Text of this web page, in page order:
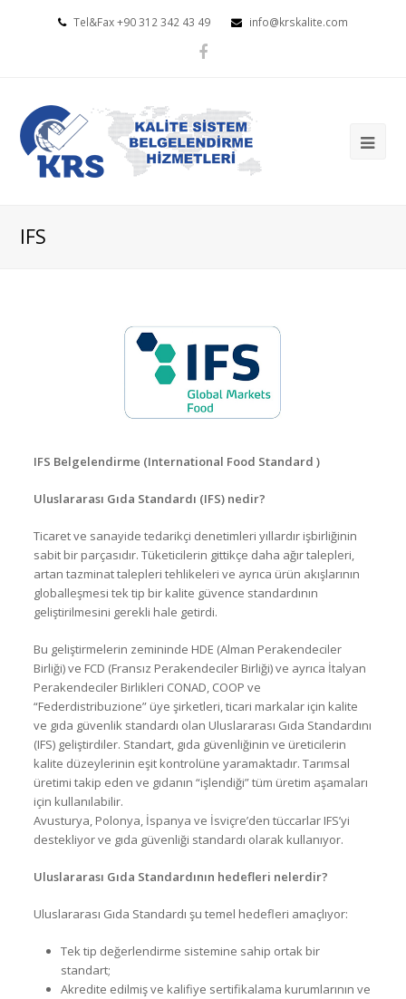
Tel&Fax +90 312 342 43 49 info@krskalite.com
IFS
IFS Belgelendirme (International Food Standard )
Uluslararası Gıda Standardı (IFS) nedir?
Ticaret ve sanayide tedarikçi denetimleri yıllardır işbirliğinin
sabit bir parçasıdır. Tüketicilerin gittikçe daha ağır talepleri,
artan tazminat talepleri tehlikeleri ve ayrıca ürün akışlarının
globalleşmesi tek tip bir kalite güvence standardının
geliştirilmesini gerekli hale getirdi.
Bu geliştirmelerin zemininde HDE (Alman Perakendeciler
Birliği) ve FCD (Fransız Perakendeciler Birliği) ve ayrıca İtalyan
Perakendeciler Birlikleri CONAD, COOP ve
“Federdistribuzione” üye şirketleri, ticari markalar için kalite
ve gıda güvenlik standardı olan Uluslararası Gıda Standardını
(IFS) geliştirdiler. Standart, gıda güvenliğinin ve üreticilerin
kalite düzeylerinin eşit kontrolüne yaramaktadır. Tarımsal
üretimi takip eden ve gıdanın “işlendiği” tüm üretim aşamaları
için kullanılabilir.
Avusturya, Polonya, İspanya ve İsviçre’den tüccarlar IFS’yi
destekliyor ve gıda güvenliği standardı olarak kullanıyor.
Uluslararası Gıda Standardının hedefleri nelerdir?
Uluslararası Gıda Standardı şu temel hedefleri amaçlıyor:
Tek tip değerlendirme sistemine sahip ortak bir
standart;
Akredite edilmiş ve kalifiye sertifikalama kurumlarının ve